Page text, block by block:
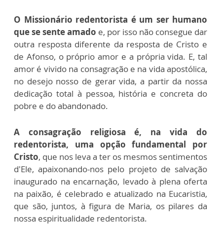
O Missionário redentorista é um ser humano
que se sente amado e, por isso não consegue dar
outra resposta diferente da resposta de Cristo e
de Afonso, o próprio amor e a própria vida. E, tal
amor é vivido na consagração e na vida apostólica,
no desejo nosso de gerar vida, a partir da nossa
dedicação total à pessoa, história e concreta do
pobre e do abandonado.
A consagração religiosa é, na vida do
redentorista, uma opção fundamental por
Cristo, que nos leva a ter os mesmos sentimentos
d'Ele, apaixonando-nos pelo projeto de salvação
inaugurado na encarnação, levado à plena oferta
na paixão, é celebrado e atualizado na Eucaristia,
que são, juntos, à figura de Maria, os pilares da
nossa espiritualidade redentorista.